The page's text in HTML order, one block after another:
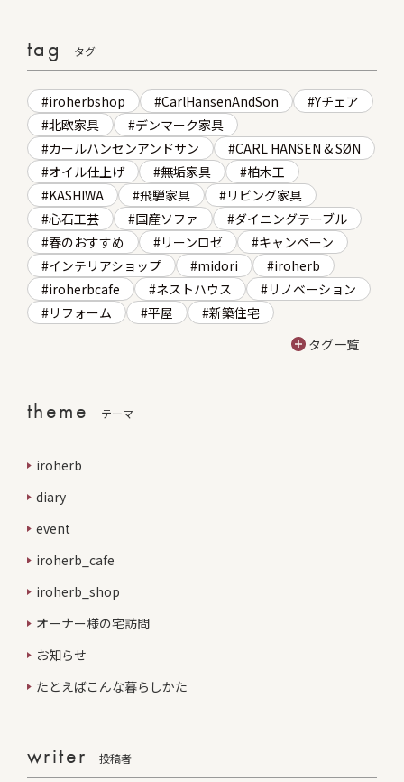
tag タグ
iroherbshop CarlHansenAndSon
Yチェア
北欧家具
デンマーク家具
カールハンセンアンドサン
CARL HANSEN & SØN
オイル仕上げ
無垢家具
柏木工
KASHIWA
飛騨家具
リビング家具
心石工芸
国産ソファ
ダイニングテーブル
春のおすすめ
リーンロゼ
キャンペーン
インテリアショップ
midori
iroherb
iroherbcafe
ネストハウス
リノベーション
リフォーム
平屋
新築住宅
タグ一覧
theme テーマ
iroherb
diary
event
iroherb_cafe
iroherb_shop
オーナー様の宅訪問
お知らせ
たとえばこんな暮らしかた
writer 投稿者